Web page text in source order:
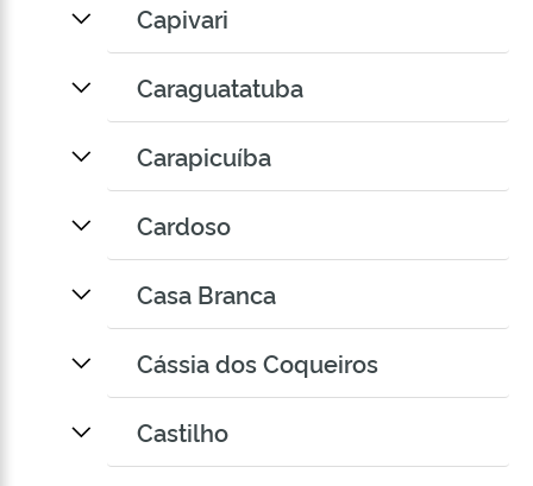
Capivari
Caraguatatuba
Carapicuíba
Cardoso
Casa Branca
Cássia dos Coqueiros
Castilho